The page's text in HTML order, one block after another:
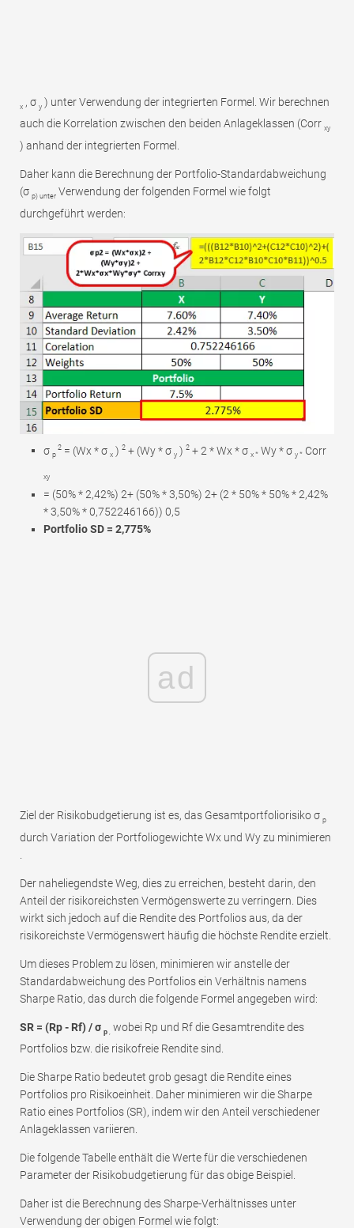
x , σ y ) unter Verwendung der integrierten Formel. Wir berechnen
auch die Korrelation zwischen den beiden Anlageklassen (Corr xy
) anhand der integrierten Formel.
Daher kann die Berechnung der Portfolio-Standardabweichung
(σ p) unter Verwendung der folgenden Formel wie folgt
durchgeführt werden:
σ p
2 = (Wx * σ x ) 2 + (Wy * σ y ) 2 + 2 * Wx * σ x * Wy * σ y * Corr
xy
= (50% * 2,42%) 2+ (50% * 3,50%) 2+ (2 * 50% * 50% * 2,42%
* 3,50% * 0,752246166)) 0,5
Portfolio SD = 2,775%
ad
Ziel der Risikobudgetierung ist es, das Gesamtportfoliorisiko σ p
durch Variation der Portfoliogewichte Wx und Wy zu minimieren
Der naheliegendste Weg, dies zu erreichen, besteht darin, den
Anteil der risikoreichsten Vermögenswerte zu verringern. Dies
wirkt sich jedoch auf die Rendite des Portfolios aus, da der
risikoreichste Vermögenswert häufig die höchste Rendite erzielt.
Um dieses Problem zu lösen, minimieren wir anstelle der
Standardabweichung des Portfolios ein Verhältnis namens
Sharpe Ratio, das durch die folgende Formel angegeben wird:
SR = (Rp - Rf) / σ p
wobei Rp und Rf die Gesamtrendite des
Portfolios bzw. die risikofreie Rendite sind.
Die Sharpe Ratio bedeutet grob gesagt die Rendite eines
Portfolios pro Risikoeinheit. Daher minimieren wir die Sharpe
Ratio eines Portfolios (SR), indem wir den Anteil verschiedener
Anlageklassen variieren.
Die folgende Tabelle enthält die Werte für die verschiedenen
Parameter der Risikobudgetierung für das obige Beispiel.
Daher ist die Berechnung des Sharpe-Verhältnisses unter
Verwendung der obigen Formel wie folgt: